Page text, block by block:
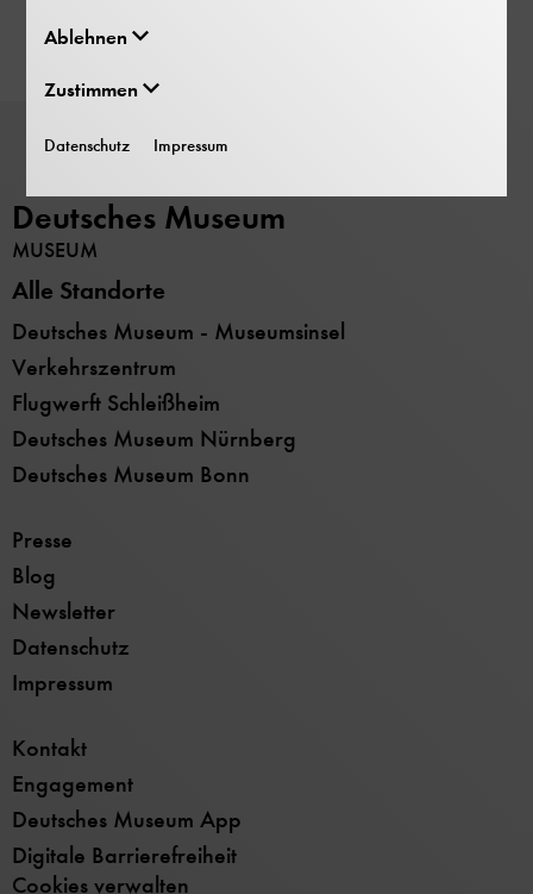
Deutsches Museum
MUSEUM
Alle Standorte
Deutsches Museum - Museumsinsel
Verkehrszentrum
Flugwerft Schleißheim
Deutsches Museum Nürnberg
Deutsches Museum Bonn
Presse
Blog
Newsletter
Datenschutz
Impressum
Kontakt
Engagement
Deutsches Museum App
Digitale Barrierefreiheit
Cookies verwalten
Ablehnen
Zustimmen
Datenschutz Impressum